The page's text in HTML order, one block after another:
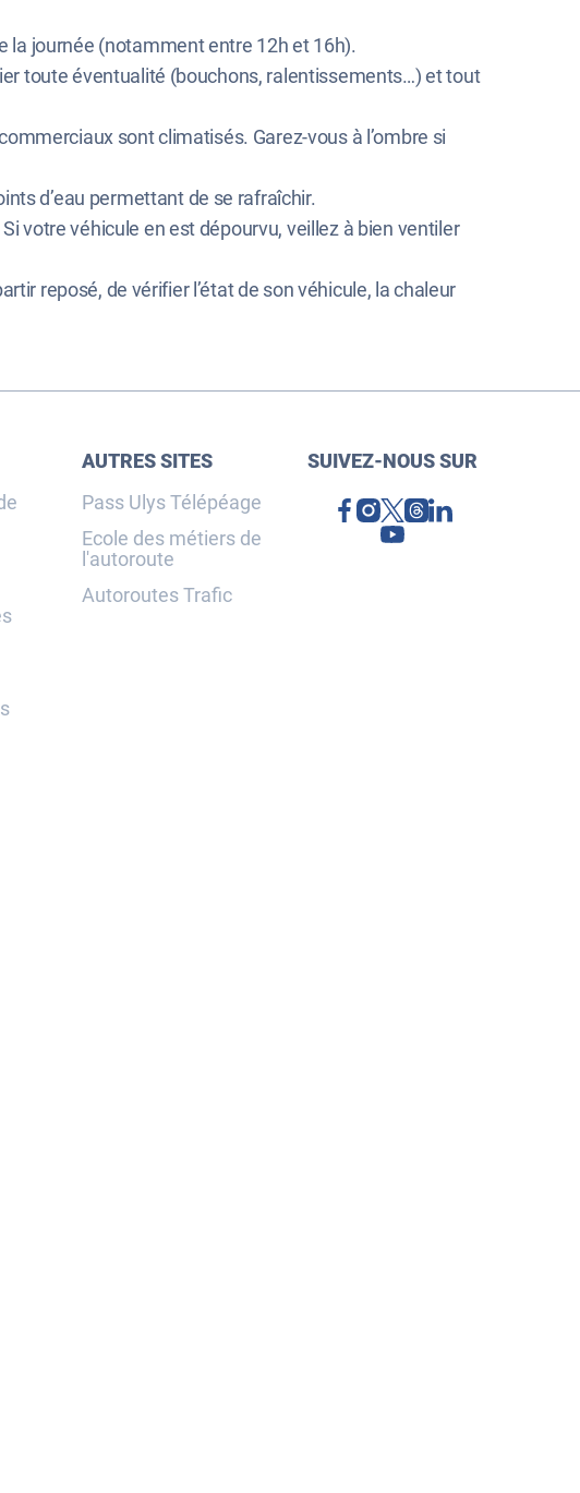
la journée (notamment entre 12h et 16h).
toute éventualité (bouchons, ralentissements…) et tout
sont climatisés. Garez-vous à l’ombre si
d’eau permettant de se rafraîchir.
votre véhicule en est dépourvu, veillez à bien ventiler
reposé, de vérifier l’état de son véhicule, la chaleur
AUTRES SITES
Pass Ulys Télépéage
Ecole des métiers de
l'autoroute
Autoroutes Trafic
SUIVEZ-NOUS SUR